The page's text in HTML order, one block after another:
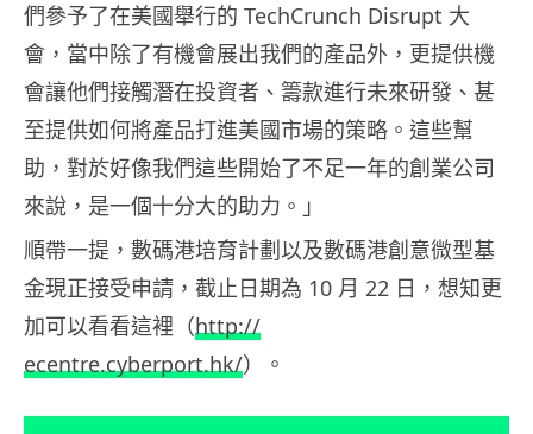
們參予了在美國舉行的 TechCrunch Disrupt 大
會，當中除了有機會展出我們的產品外，更提供機
會讓他們接觸潛在投資者、籌款進行未來研發、甚
至提供如何將產品打進美國市場的策略。這些幫
助，對於好像我們這些開始了不足一年的創業公司
來說，是一個十分大的助力。」
順帶一提，數碼港培育計劃以及數碼港創意微型基
金現正接受申請， 截止日期為 10 月 22 日，想知更
加可以看看這裡（http://
ecentre.cyberport.hk/）。